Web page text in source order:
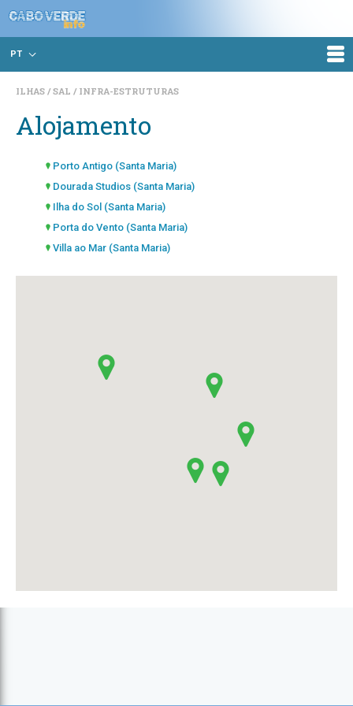
PT
ILHAS SAL INFRA-ESTRUTURAS
Alojamento
Porto Antigo (Santa Maria)
Dourada Studios (Santa Maria)
Ilha do Sol (Santa Maria)
Porta do Vento (Santa Maria)
Villa ao Mar (Santa Maria)